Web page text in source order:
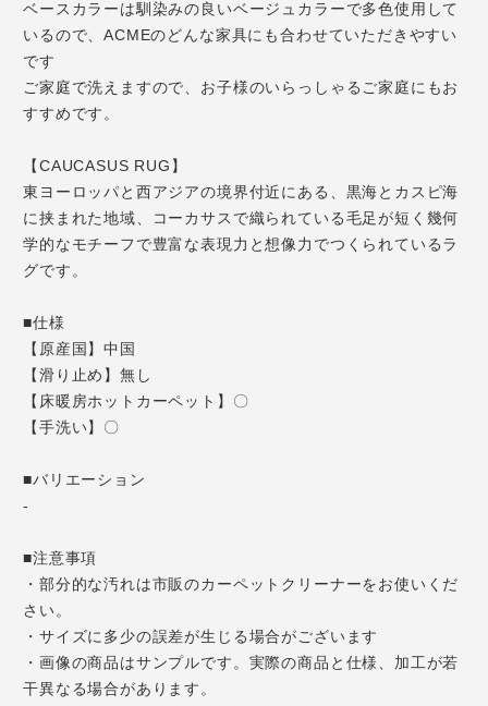
ベースカラーは馴染みの良いベージュカラーで多色使用して
いるので、ACMEのどんな家具にも合わせていただきやすい
です
ご家庭で洗えますので、お子様のいらっしゃるご家庭にもお
すすめです。
【CAUCASUS RUG】
東ヨーロッパと西アジアの境界付近にある、黒海とカスピ海
に挟まれた地域、コーカサスで織られている毛足が短く幾何
学的なモチーフで豊富な表現力と想像力でつくられているラ
グです。
■仕様
【原産国】中国
【滑り止め】無し
【床暖房ホットカーペット】〇
【手洗い】〇
■バリエーション
-
■注意事項
・部分的な汚れは市販のカーペットクリーナーをお使いくだ
さい。
・サイズに多少の誤差が生じる場合がございます
・画像の商品はサンプルです。実際の商品と仕様、加工が若
干異なる場合があります。